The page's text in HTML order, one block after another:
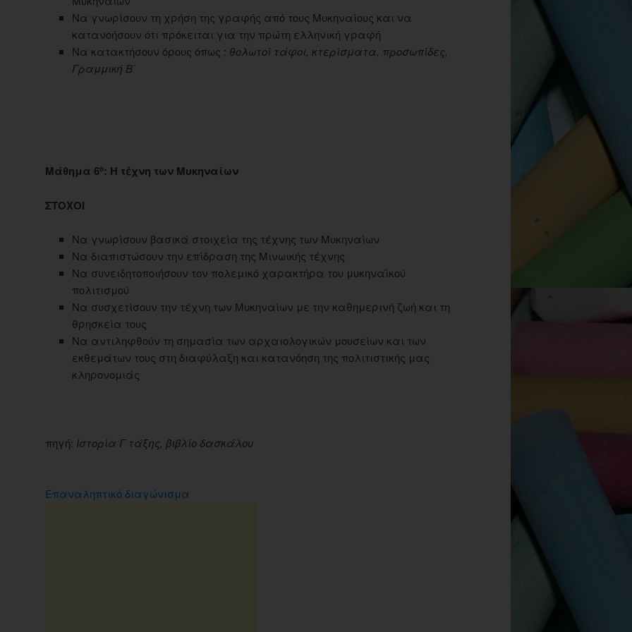
Να γνωρίσουν τη χρήση της γραφής από τους Μυκηναίους και να
κατανοήσουν ότι πρόκειται για την πρώτη ελληνική γραφή
Να κατακτήσουν όρους όπως : θολωτοί τάφοι, κτερίσματα, προσωπίδες,
Γραμμική Β΄
Μάθημα 6ο: Η τέχνη των Μυκηναίων
ΣΤΟΧΟΙ
Να γνωρίσουν βασικά στοιχεία της τέχνης των Μυκηναίων
Να διαπιστώσουν την επίδραση της Μινωικής τέχνης
Να συνειδητοποιήσουν τον πολεμικό χαρακτήρα του μυκηναϊκού
πολιτισμού
Να συσχετίσουν την τέχνη των Μυκηναίων με την καθημερινή ζωή και τη
θρησκεία τους
Να αντιληφθούν τη σημασία των αρχαιολογικών μουσείων και των
εκθεμάτων τους στη διαφύλαξη και κατανόηση της πολιτιστικής μας
κληρονομιάς
πηγή: Ιστορία Γ τάξης, βιβλίο δασκάλου
Επαναληπτικό διαγώνισμα